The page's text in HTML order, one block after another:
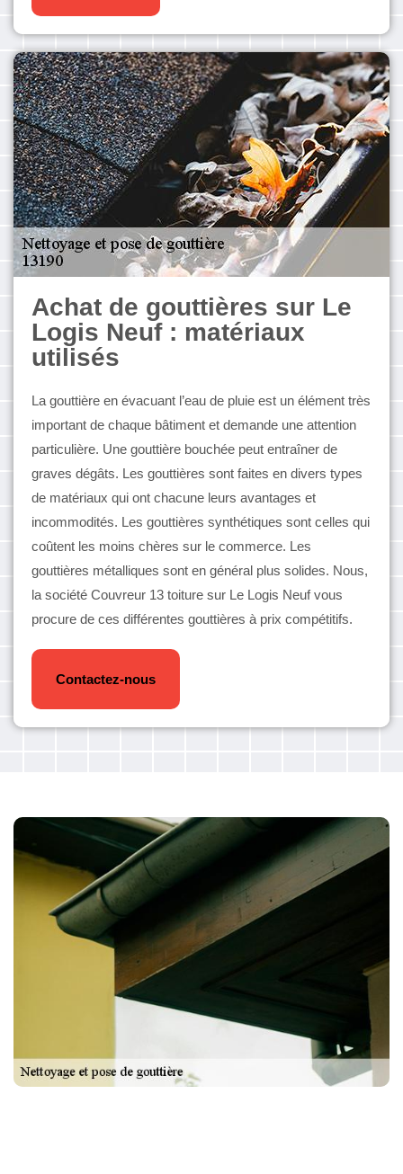
Achat de gouttières sur Le
Logis Neuf : matériaux
utilisés
La gouttière en évacuant l’eau de pluie est un élément très
important de chaque bâtiment et demande une attention
particulière. Une gouttière bouchée peut entraîner de
graves dégâts. Les gouttières sont faites en divers types
de matériaux qui ont chacune leurs avantages et
incommodités. Les gouttières synthétiques sont celles qui
coûtent les moins chères sur le commerce. Les
gouttières métalliques sont en général plus solides. Nous,
la société Couvreur 13 toiture sur Le Logis Neuf vous
procure de ces différentes gouttières à prix compétitifs.
Contactez-nous